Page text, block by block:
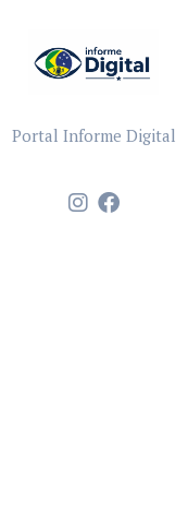
Portal Informe Digital